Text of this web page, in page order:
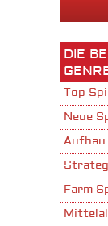
DIE
Top
Neue
Aufbau
Farm